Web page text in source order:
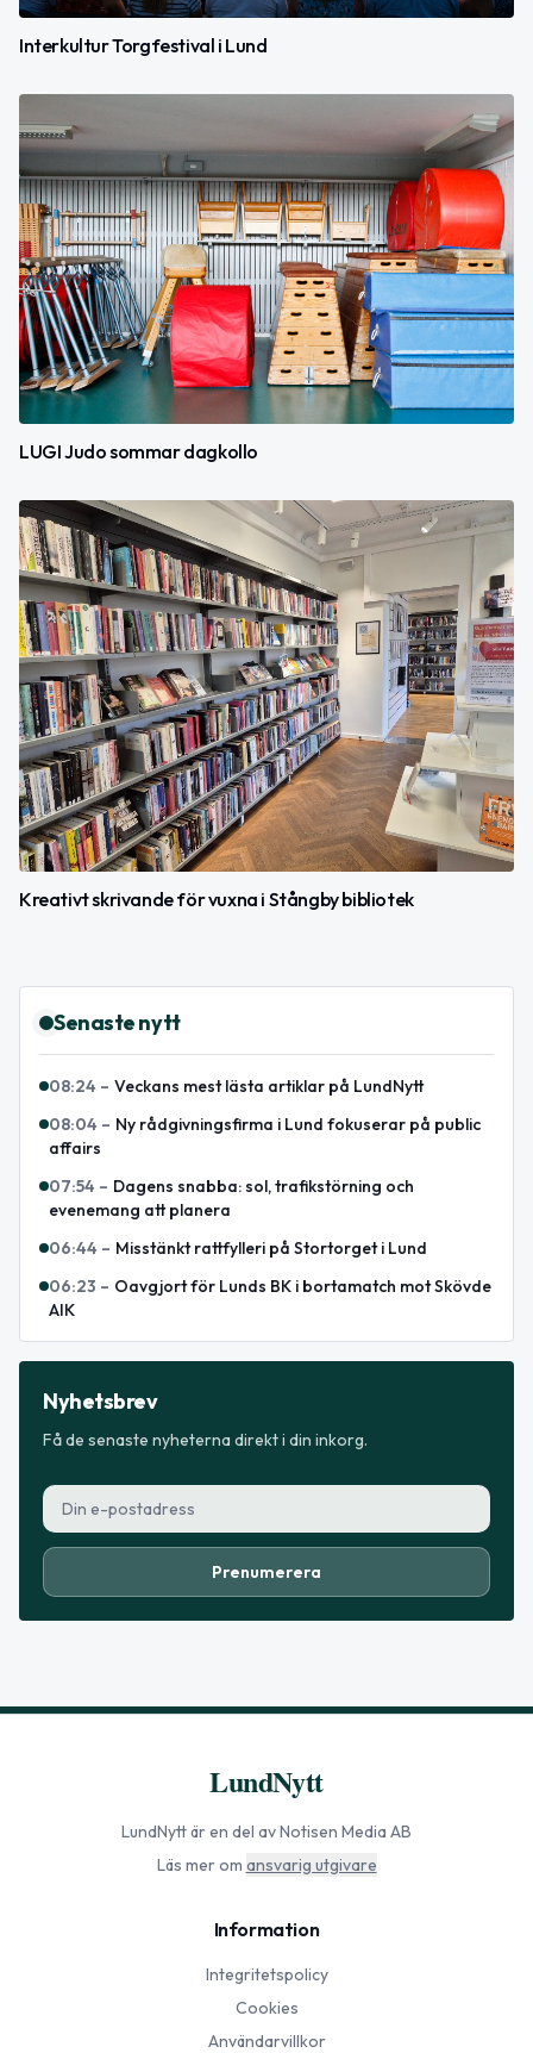
Interkultur Torgfestival i Lund
LUGI Judo sommar dagkollo
Kreativt skrivande för vuxna i Stångby bibliotek
Senaste nytt
08:24 – Veckans mest lästa artiklar på LundNytt
08:04 – Ny rådgivningsfirma i Lund fokuserar på public
affairs
07:54 – Dagens snabba: sol, trafikstörning och
evenemang att planera
06:44 – Misstänkt rattfylleri på Stortorget i Lund
06:23 – Oavgjort för Lunds BK i bortamatch mot Skövde
AIK
Nyhetsbrev
Få de senaste nyheterna direkt i din inkorg.
Prenumerera
LundNytt
LundNyttär en del av Notisen Media AB
Läs mer om ansvarig utgivare
Information
Integritetspolicy
Cookies
Användarvillkor